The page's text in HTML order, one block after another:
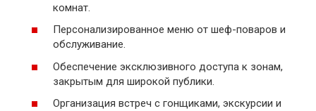
комнат.
Персонализированное меню от шеф-поваров и
обслуживание.
Обеспечение эксклюзивного доступа к зонам,
закрытым для широкой публики.
Организация встреч с гонщиками, экскурсии и